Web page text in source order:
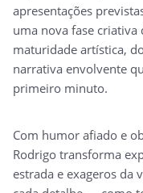
apresentações
uma nova fase
maturidade artística,
narrativa envolvente
primeiro minuto.
Com humor afiado e
Rodrigo transforma
estrada e exageros da